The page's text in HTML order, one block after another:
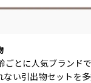
ごとに人気ブランド
ない引出物セットを